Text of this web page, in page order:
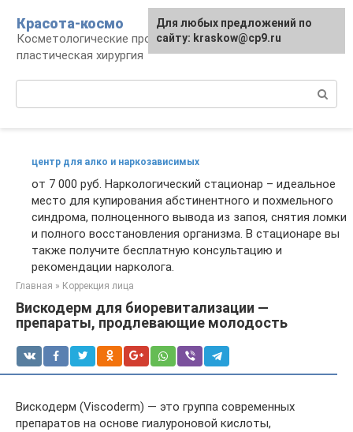
контенту
Красота-космо
Косметологические процедуры,
пластическая хирургия
центр для алко и наркозависимых
от 7 000 руб. Наркологический стационар – идеальное
место для купирования абстинентного и похмельного
синдрома, полноценного вывода из запоя, снятия ломки
и полного восстановления организма. В стационаре вы
также получите бесплатную консультацию и
рекомендации нарколога.
Главная » Коррекция лица
Вискодерм для биоревитализации —
препараты, продлевающие молодость
Вискодерм (Viscoderm) — это группа современных
препаратов на основе гиалуроновой кислоты,
Для любых предложений по
сайту: kraskow@cp9.ru